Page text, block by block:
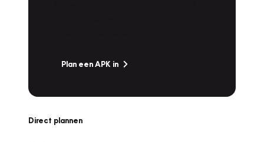
Plan een APK in
Direct plannen